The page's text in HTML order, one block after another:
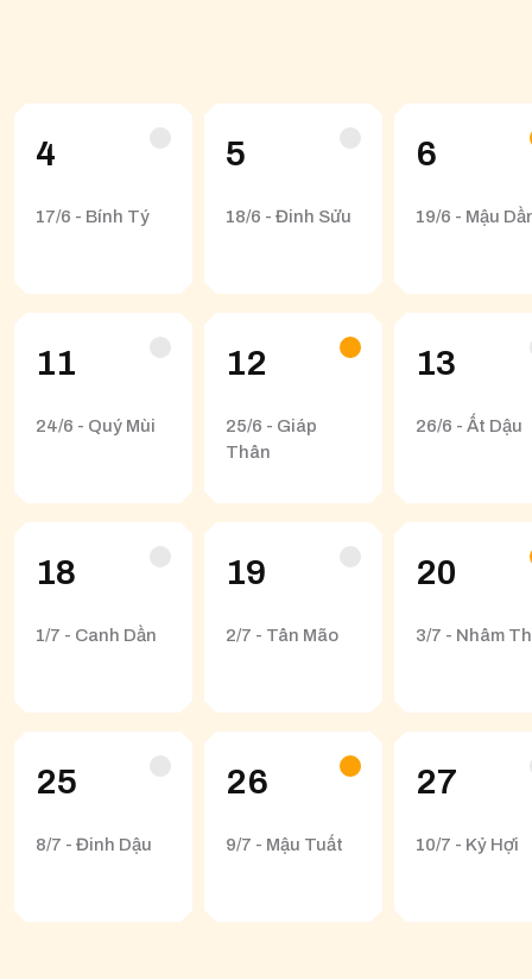
4
17/6 - Bính Tý
5
18/6 - Đinh Sửu
6
19/6 - Mậu
11
24/6 - Quý Mùi
12
25/6 - Giáp
Thân
13
26/6 - Ất Dậu
18
1/7 - Canh Dần
19
2/7 - Tân Mão
20
3/7 - Nhâm
25
8/7 - Đinh Dậu
26
9/7 - Mậu Tuất
27
10/7 - Kỷ Hợi